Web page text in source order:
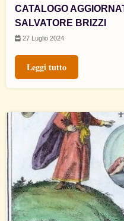
CATALOGO
SALVATORE BRIZZI
27 Luglio 2024
Leggi tutto